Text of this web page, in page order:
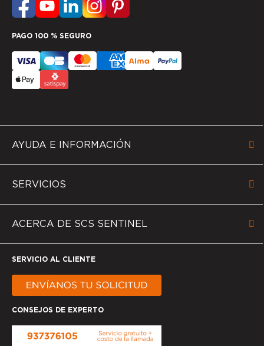
AYUDA E INFORMACIÓN
SERVICIOS
ACERCA DE SCS SENTINEL
SERVICIO AL CLIENTE
CONSEJOS DE EXPERTO
PAGO 100 % SEGURO